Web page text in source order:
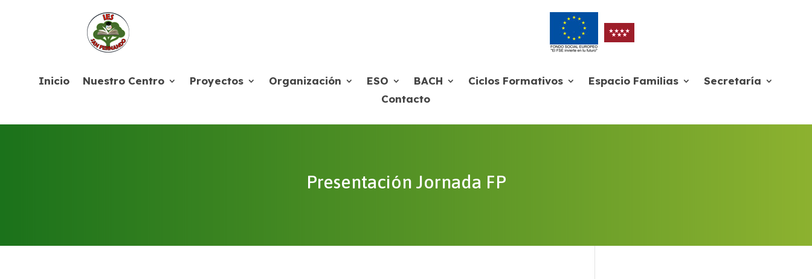
Inicio Nuestro Centro Proyectos Organización ESO BACH Ciclos Formativos Espacio Familias
Secretaría
Contacto
Presentación Jornada FP